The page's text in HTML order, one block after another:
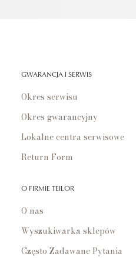
GWARANCJA I SERWIS
Okres serwisu
Okres gwarancyjny
Lokalne centra serwisowe
Return Form
O FIRMIE TEILOR
O nas
Wyszukiwarka sklepów
Często Zadawane Pytania